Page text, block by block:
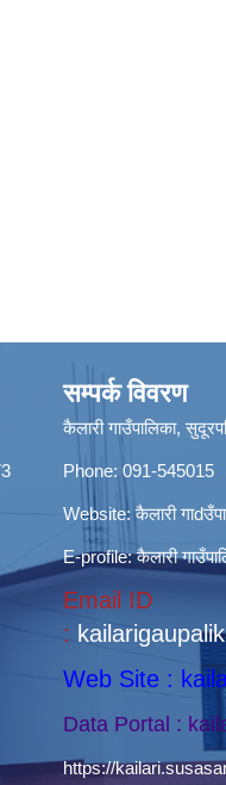
सम्पर्क विवरण
कैलारी गाउँपालिका,
Phone: 091-545015
Website:कैलारी
E-profile:कैलारी
Email ID
:
Web Site :
Data Portal :
https://